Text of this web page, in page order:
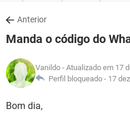
Anterior
Manda o código do
Vanildo - Atualizado em 17
Perfil bloqueado - 17
Bom dia,